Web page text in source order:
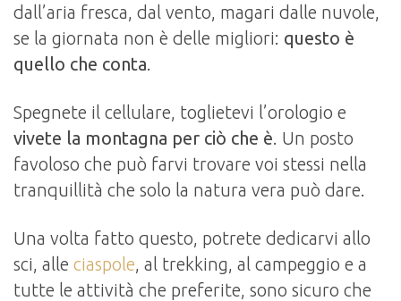
dall’aria fresca, dal vento, magari dalle nuvole,
se la giornata non è delle migliori: questo è
quello che conta.
Spegnete il cellulare, toglietevi l’orologio e
vivete la montagna per ciò che è. Un posto
favoloso che può farvi trovare voi stessi nella
tranquillità che solo la natura vera può dare.
Una volta fatto questo, potrete dedicarvi allo
sci, alle ciaspole, al trekking, al campeggio e a
tutte le attività che preferite, sono sicuro che